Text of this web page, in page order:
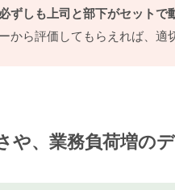
ずしも上司と部下がセットで
から評価してもらえれば、適
や、業務負荷増の